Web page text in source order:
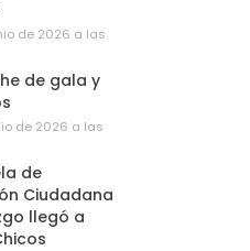
de 2026 a las
de gala y
de 2026 a las
de
Ciudadana
llegó a